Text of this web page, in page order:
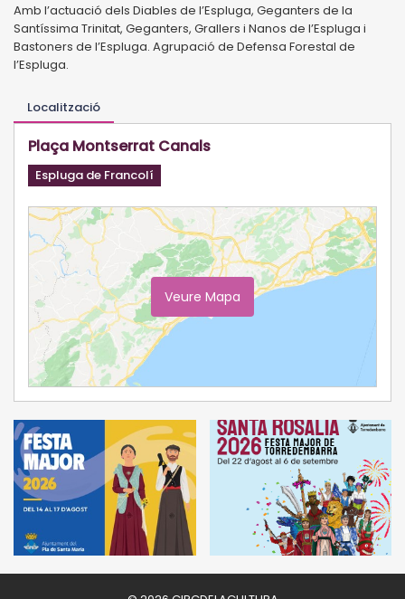
Amb l’actuació dels Diables de l’Espluga, Geganters de la
Santíssima Trinitat, Geganters, Grallers i Nanos de l’Espluga i
Bastoners de l’Espluga. Agrupació de Defensa Forestal de
l’Espluga.
Localització
Plaça Montserrat Canals
Espluga de Francolí
Veure Mapa